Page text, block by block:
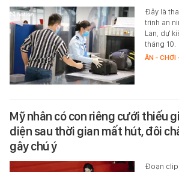
Đây là
trình an
Lan, dự
tháng 10.
ĂN - CHƠI
Mỹ nhân có con riêng cưới thiếu
diện sau thời gian mất hút, đôi
gây chú ý
Đoạn clip